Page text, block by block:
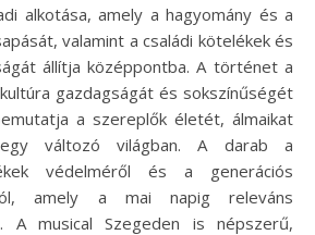
alkotása, amely a hagyomány és a
valamint a családi kötelékek és
állítja középpontba. A történet a
gazdagságát és sokszínűségét
a szereplők életét, álmaikat
változó világban. A darab a
védelméről és a generációs
amely a mai napig releváns
A musical Szegeden is népszerű,